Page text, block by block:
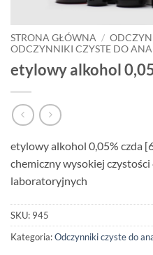
STRONA GŁÓWNA /
ODCZYNNIKI CZYSTE DO
etylowy alkohol
etylowy alkohol 0,05% czda
chemiczny wysokiej
laboratoryjnych
SKU: 945
Kategoria:Odczynniki czyste do